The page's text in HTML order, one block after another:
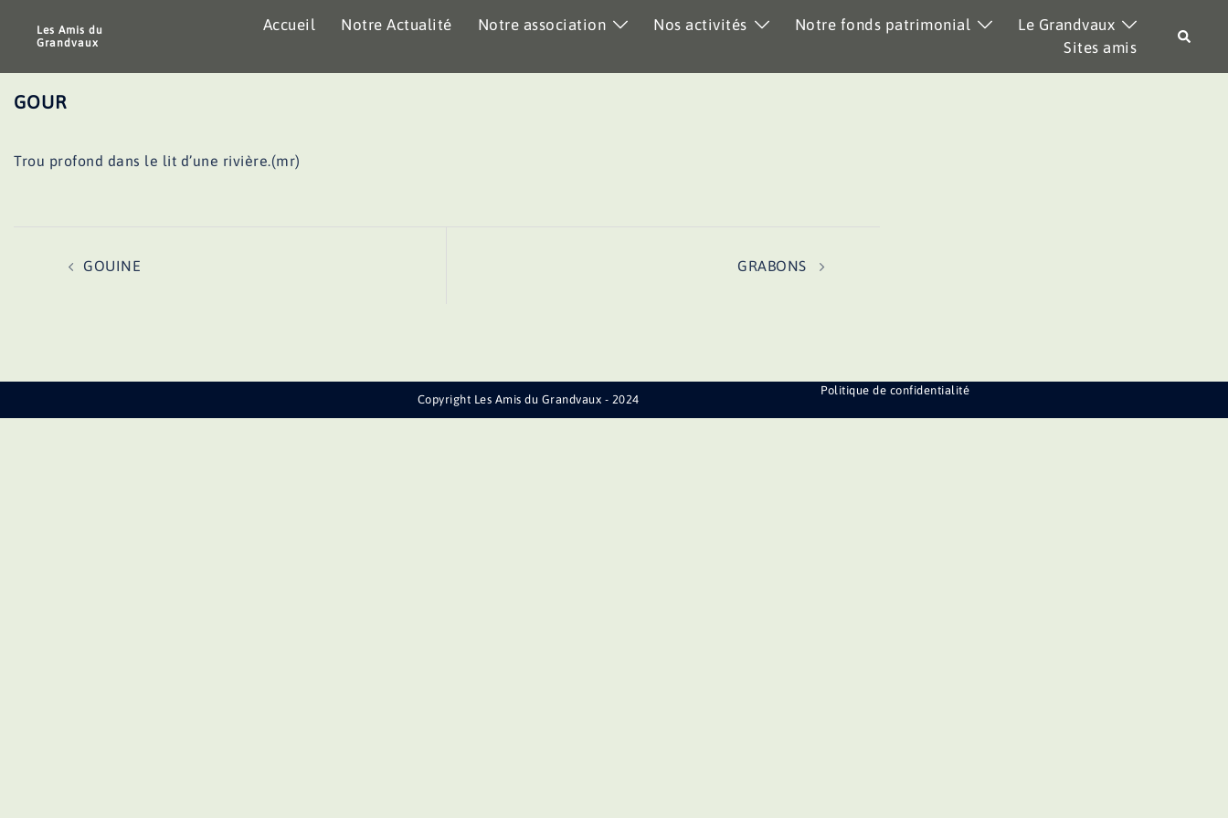
Les Amis du
Grandvaux
Accueil Notre Actualité Notre association Nos activités Notre fonds patrimonial
Le Grandvaux
Sites amis
GOUR
Trou profond dans le lit d’une rivière.(mr)
GOUINE GRABONS
Copyright Les Amis du Grandvaux - 2024
Politique de confidentialité